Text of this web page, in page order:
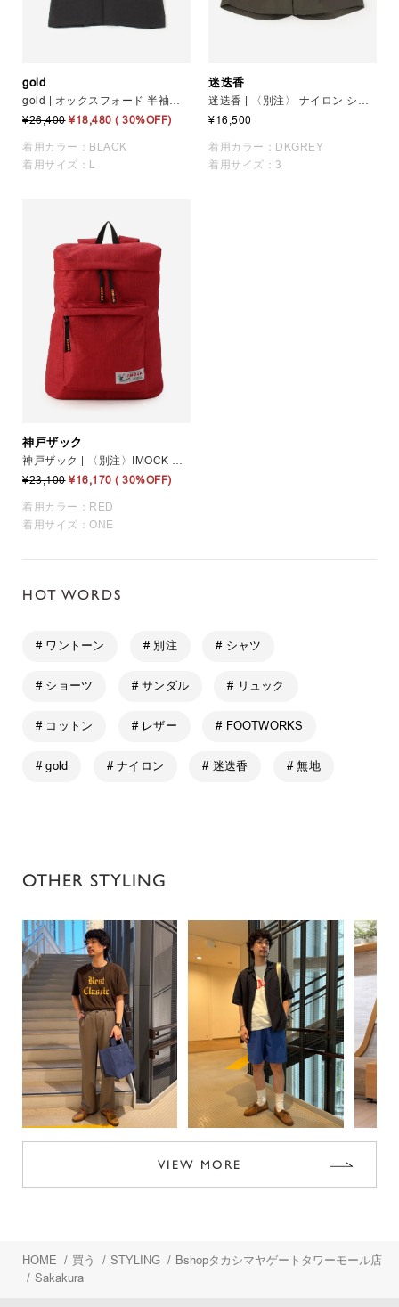
gold
gold | オックスフォード 半袖オープンカラーシャツ MEN
¥26,400 ¥18,480 ( 30%OFF)
着用カラー：BLACK
着用サイズ：L
迷迭香
迷迭香 | 〈別注〉 ナイロン ショーツ MEN
¥16,500
着用カラー：DKGREY
着用サイズ：3
神戸ザック
神戸ザック | 〈別注〉IMOCK デイパック RED UNISEX
¥23,100 ¥16,170 ( 30%OFF)
着用カラー：RED
着用サイズ：ONE
HOT WORDS
# ワントーン # 別注 # シャツ
# ショーツ # サンダル # リュック
# コットン # レザー # FOOTWORKS
# gold # ナイロン # 迷迭香 # 無地
OTHER STYLING
VIEW MORE
HOME / 買う / STYLING / Bshopタカシマヤゲートタワーモール店
/ Sakakura